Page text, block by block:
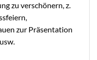
zu verschönern, z.
zur Präsentation